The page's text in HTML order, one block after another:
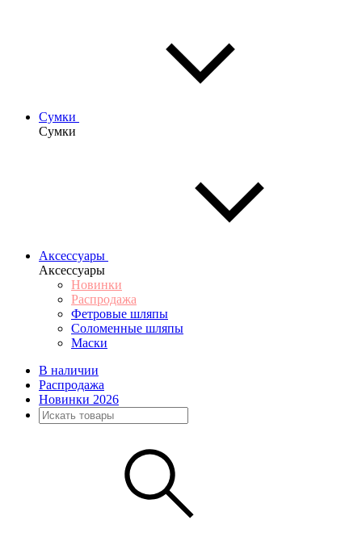
Сумки
Сумки
Аксессуары
Аксессуары
Новинки
Распродажа
Фетровые шляпы
Соломенные шляпы
Маски
В наличии
Распродажа
Новинки 2026